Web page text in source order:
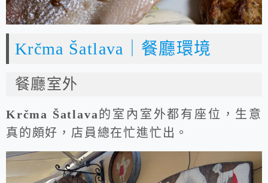
Krčma Šatlava｜餐廳環境
餐廳室外
Krčma Šatlava的室內室外都有座位，生意
真的頗好，店員總在忙進忙出。